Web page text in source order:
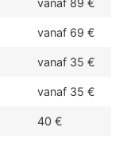
vanaf 89 €
vanaf 69 €
vanaf 35 €
vanaf 35 €
40 €